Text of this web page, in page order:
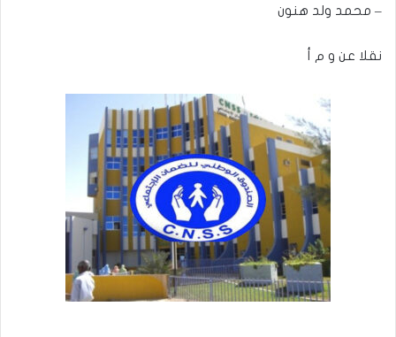
– محمد ولد هنون
نقلا عن و م أ